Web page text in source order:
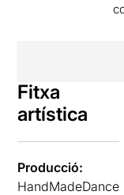
Fitxa
artística
Producció:
HandMadeDance